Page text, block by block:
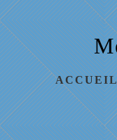
ACCUEIL